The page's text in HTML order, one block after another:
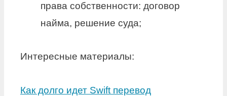
права собственности: договор
найма, решение суда;
Интересные материалы:
Как долго идет Swift перевод